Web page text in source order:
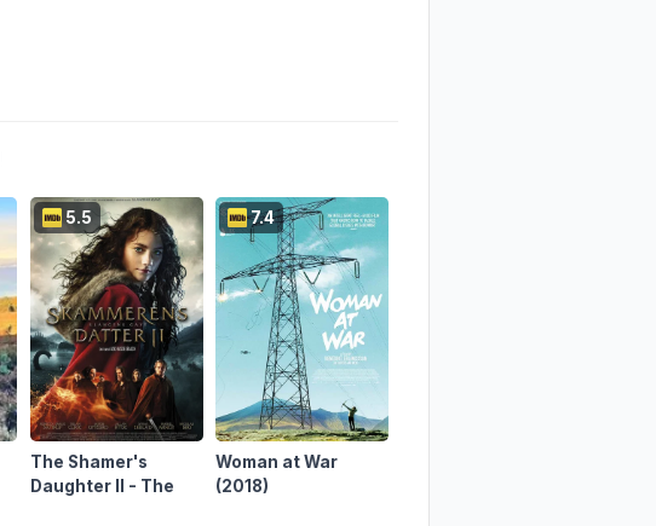
5.5
The Shamer's
Daughter II - The
7.4
Woman at War
(2018)